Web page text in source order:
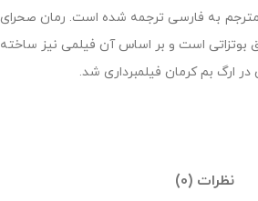
به فارسی ترجمه شده است. رمان صحرای
بوتزاتی است و بر اساس آن فیلمی نیز ساخته
ارگ بم كرمان فیلمبرداری شد.
نظرات (0)